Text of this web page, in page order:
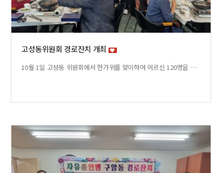
고성동위원회 경로잔치 개최
10월 1일 고성동 위원회에서 한가위를 맞이하여 어르신 120명을 초청해 소불고기전골, 잡채, 떡, 버서튀김등 정성을 다해 준비한 상차림으로 대접하였습니다.